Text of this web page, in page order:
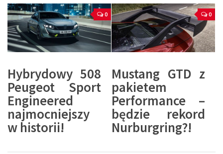
0
Hybrydowy 508
Peugeot Sport
Engineered
najmocniejszy
w historii!
0
Mustang GTD z
pakietem
Performance –
będzie rekord
Nurburgring?!